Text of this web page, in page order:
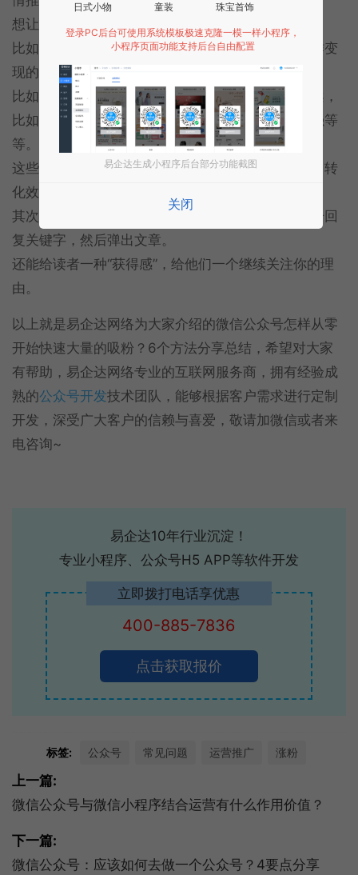
想让互推的效果最大化，也有一些小窍门。
比如文案吸引人，比如你是写作号，就要放那些写作变
现的文案。
比如你是情感号，就要放一些大家比较感兴趣的文案，
比如如何经营亲密关系，如何让你的吸引力越来越强等
等。
这些是每个人都关心的话题，能够覆盖到所有读者，转
化效果自然更好。
其次，想让大家关注你，最好引导读者去你的公众号回
复关键字，然后弹出文章。
还能给读者一种“获得感”，给他们一个继续关注你的理
由。
以上就是易企达网络为大家介绍的微信公众号怎样从零
开始快速大量的吸粉？6个方法分享总结，希望对大家
有帮助，易企达网络专业的互联网服务商，拥有经验成
熟的公众号开发技术团队，能够根据客户需求进行定制
开发，深受广大客户的信赖与喜爱，敬请加微信或者来
电咨询~
易企达10年行业沉淀！
专业小程序、公众号H5 APP等软件开发
立即拨打电话享优惠
400-885-7836
点击获取报价
标签: 公众号 常见问题 运营推广 涨粉
上一篇:
微信公众号与微信小程序结合运营有什么作用价值？
下一篇:
微信公众号：应该如何去做一个公众号？4要点分享
日式小物 童装 珠宝首饰
登录PC后台可使用系统模板极速克隆一模一样小程序，
小程序页面功能支持后台自由配置
易企达生成小程序后台部分功能截图
关闭